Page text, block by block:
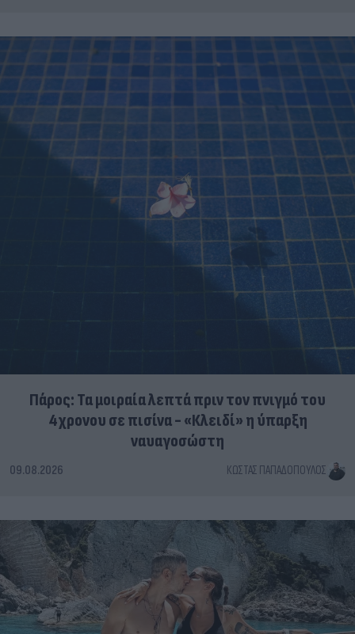
Πάρος: Τα μοιραία λεπτά πριν τον πνιγμό του
4χρονου σε πισίνα - «Κλειδί» η ύπαρξη
ναυαγοσώστη
09.08.2026 ΚΏΣΤΑΣ ΠΑΠΑΔΌΠΟΥΛΟΣ